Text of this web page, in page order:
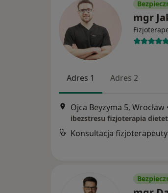
mgr
Adres 1 Adres 2
Ojca Beyzyma 5, Wrocław
ibezstresu fizjoterapia
Konsultacja